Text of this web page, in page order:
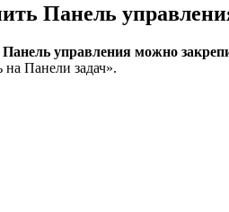
Панель
Панель управления можно
на Панели задач».